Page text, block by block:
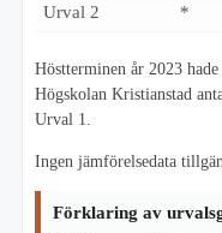
Urval 2
*
Höstterminen år 2023
Högskolan Kristianstad
Urval 1.
Ingen jämförelsedata
Förklaring av